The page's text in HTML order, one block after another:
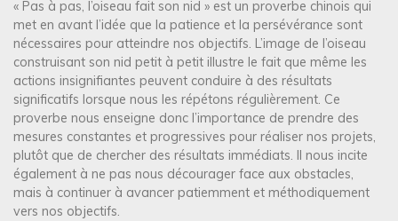
« Pas à pas, l’oiseau fait son nid » est un proverbe chinois qui
met en avant l’idée que la patience et la persévérance sont
nécessaires pour atteindre nos objectifs. L’image de l’oiseau
construisant son nid petit à petit illustre le fait que même les
actions insignifiantes peuvent conduire à des résultats
significatifs lorsque nous les répétons régulièrement. Ce
proverbe nous enseigne donc l’importance de prendre des
mesures constantes et progressives pour réaliser nos projets,
plutôt que de chercher des résultats immédiats. Il nous incite
également à ne pas nous décourager face aux obstacles,
mais à continuer à avancer patiemment et méthodiquement
vers nos objectifs.